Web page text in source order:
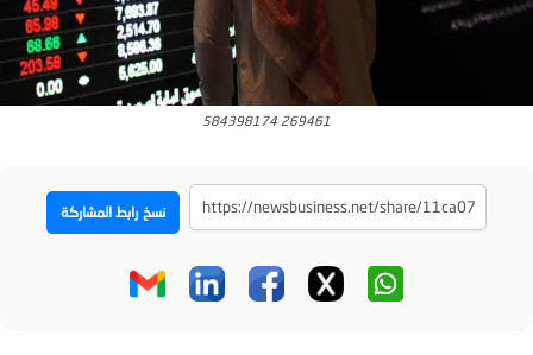
269461 584398174
نسخ رابط المشاركة